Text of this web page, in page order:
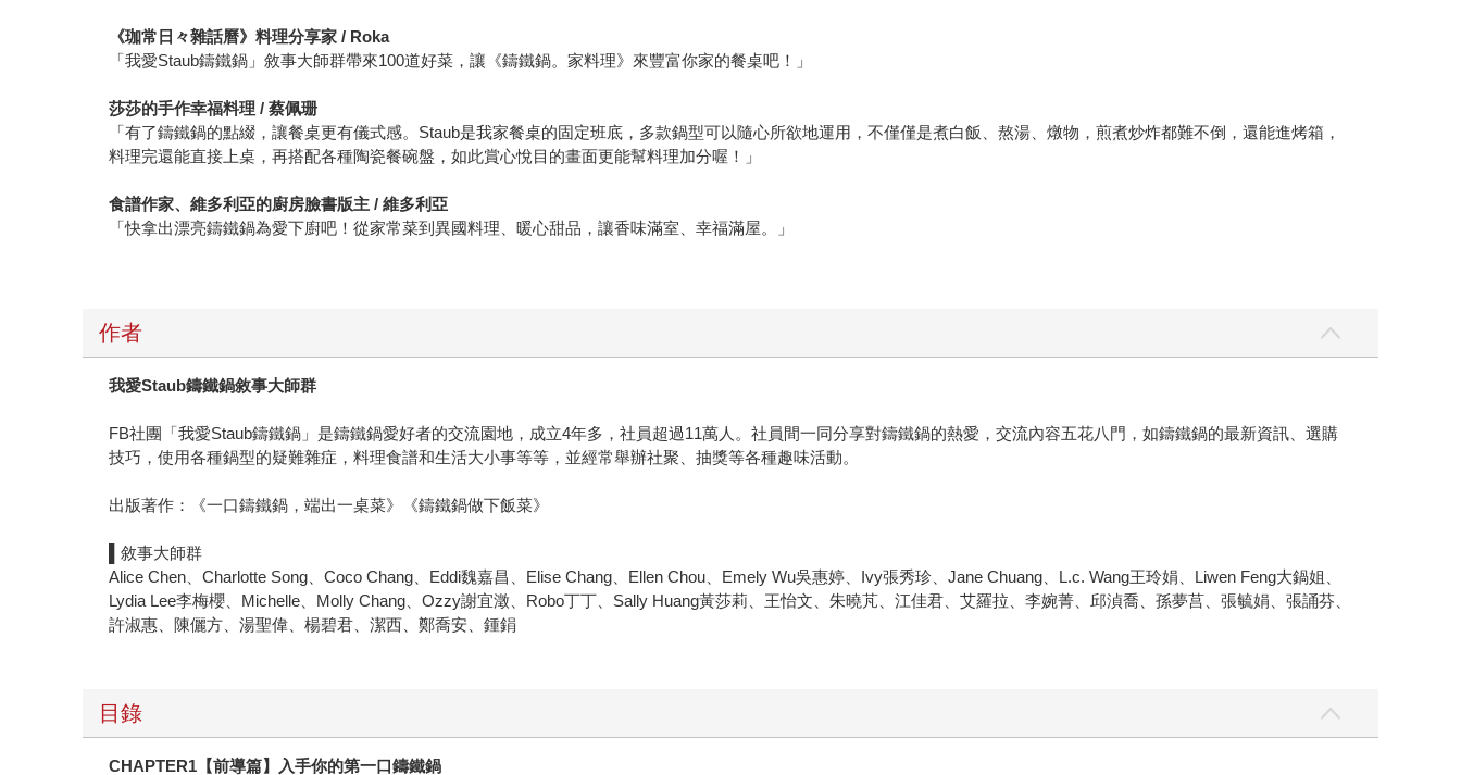
《珈常日々雜話曆》料理分享家 / Roka
「我愛Staub鑄鐵鍋」敘事大師群帶來100道好菜，讓《鑄鐵鍋。家料理》來豐富你家的餐桌吧！」
莎莎的手作幸福料理 / 蔡佩珊
「有了鑄鐵鍋的點綴，讓餐桌更有儀式感。Staub是我家餐桌的固定班底，多款鍋型可以隨心所欲地運用，不僅僅是煮白飯、熬湯、燉物，煎煮炒炸都難不倒，還能進烤箱，
料理完還能直接上桌，再搭配各種陶瓷餐碗盤，如此賞心悅目的畫面更能幫料理加分喔！」
食譜作家、維多利亞的廚房臉書版主 / 維多利亞
「快拿出漂亮鑄鐵鍋為愛下廚吧！從家常菜到異國料理、暖心甜品，讓香味滿室、幸福滿屋。」
作者
我愛Staub鑄鐵鍋敘事大師群
FB社團「我愛Staub鑄鐵鍋」是鑄鐵鍋愛好者的交流園地，成立4年多，社員超過11萬人。社員間一同分享對鑄鐵鍋的熱愛，交流內容五花八門，如鑄鐵鍋的最新資訊、選購
技巧，使用各種鍋型的疑難雜症，料理食譜和生活大小事等等，並經常舉辦社聚、抽獎等各種趣味活動。
出版著作：《一口鑄鐵鍋，端出一桌菜》《鑄鐵鍋做下飯菜》
▌敘事大師群
Alice Chen、Charlotte Song、Coco Chang、Eddi魏嘉昌、Elise Chang、Ellen Chou、Emely Wu吳惠婷、Ivy張秀珍、Jane Chuang、L.c. Wang王玲娟、Liwen Feng大鍋姐、
Lydia Lee李梅櫻、Michelle、Molly Chang、Ozzy謝宜澂、Robo丁丁、Sally Huang黃莎莉、王怡文、朱曉芃、江佳君、艾羅拉、李婉菁、邱湞喬、孫夢莒、張毓娟、張誦芬、
許淑惠、陳儷方、湯聖偉、楊碧君、潔西、鄭喬安、鍾鋗
目錄
CHAPTER1【前導篇】入手你的第一口鑄鐵鍋